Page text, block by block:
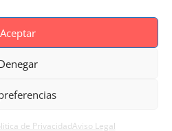
Aceptar
de PrivacidadAviso Legal
Reportaje Magnific